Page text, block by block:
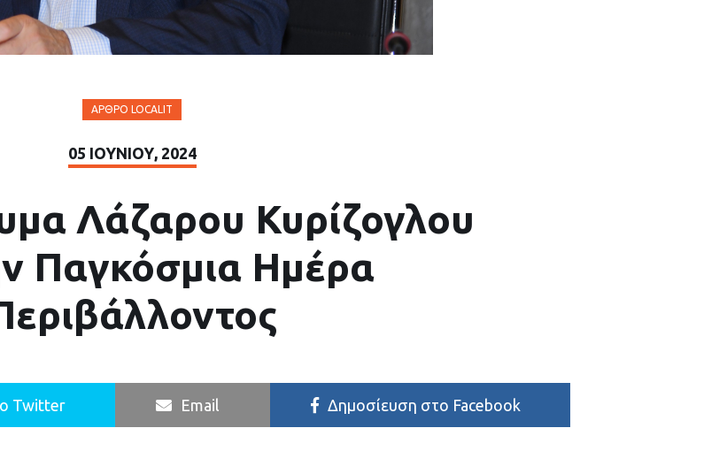
ΆΡΘΡΟ LOCALIT
05 ΙΟΥΝΊΟΥ, 2024
Λάζαρου Κυρίζογλου
Παγκόσμια Ημέρα
Twitter Email Δημοσίευση στο Facebook